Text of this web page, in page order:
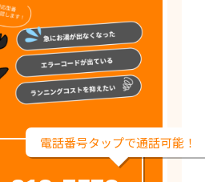
電話番号タップで通話可能！